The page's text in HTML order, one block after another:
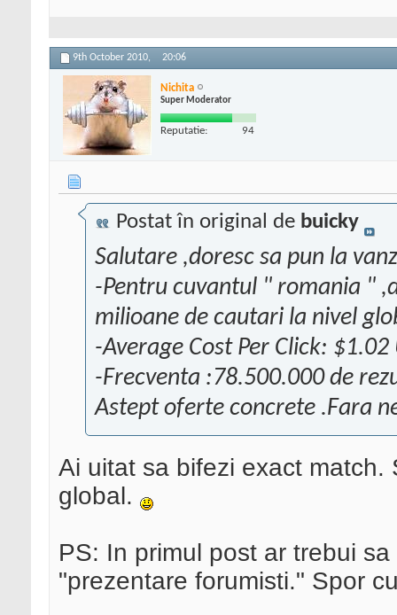
9th October 2010, 20:06
Nichita
Super Moderator
Reputatie: 94
Postat în original de buicky
Salutare ,doresc sa pun la
-Pentru cuvantul " romania "
milioane de cautari la nivel
-Average Cost Per Click: $1.02
-Frecventa :78.500.000 de
Astept oferte concrete .Fara
Ai uitat sa bifezi exact
global.
PS: In primul post ar trebui
"prezentare forumisti." Spor